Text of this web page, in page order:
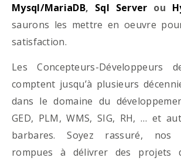
Mysql/MariaDB, Sql Server ou
saurons les mettre en oeuvre
satisfaction.
Les Concepteurs-Développeurs
comptent jusqu’à plusieurs
dans le domaine du
GED, PLM, WMS, SIG, RH, … et
barbares. Soyez rassuré, nos
rompues à délivrer des projets